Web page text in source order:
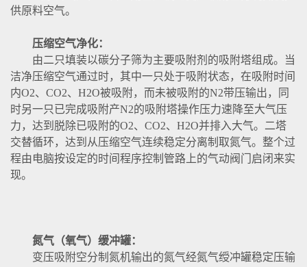
供原料空气。
压缩空气净化：
由二只填装以碳分子筛为主要吸附剂的吸附塔组成。当
洁净压缩空气通过时，其中一只处于吸附状态，在吸附时间
内O2、CO2、H2O被吸附，而未被吸附的N2带压输出，同
时另一只已完成吸附产N2的吸附塔操作压力速降至大气压
力，达到脱除已吸附的O2、CO2、H2O并排入大气。二塔
交替循环，达到从压缩空气连续稳定分离制取氮气。整个过
程由电脑按设定的时间程序控制管路上的气动阀门启闭来实
现。
氮气（氧气）缓冲罐：
变压吸附空分制氮机输出的氮气经氮气绶冲罐稳定压输